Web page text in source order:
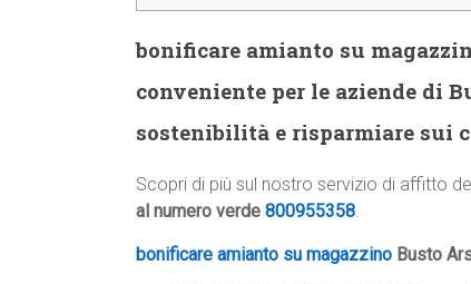
bonificare amianto su
conveniente per le aziende di
sostenibilità e risparmiare sui
Scopri di più sul nostro servizio di affitto
al numero verde 800955358.
bonificare amianto su magazzino Busto